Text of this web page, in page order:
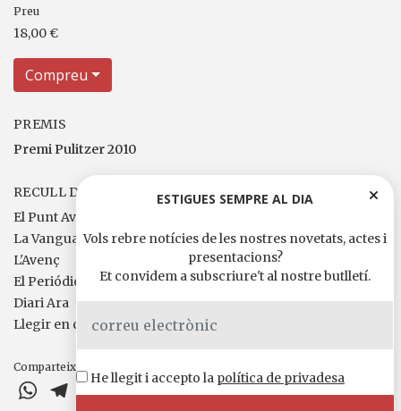
Preu
18,00 €
Compreu
PREMIS
Premi Pulitzer 2010
RECULL DE PREMSA I MITJANS
El Punt Avui
La Vanguardia (Cultura/s)
L'Avenç
El Periódico
Diari Ara
Llegir en cas d'incendi
Comparteix-ho a
WhatsAppTelegram
X Facebook
EmailComparteix
ESTIGUES SEMPRE AL DIA
Vols rebre notícies de les nostres novetats, actes i
presentacions?
Et convidem a subscriure't al nostre butlletí.
He llegit i accepto la política de privadesa